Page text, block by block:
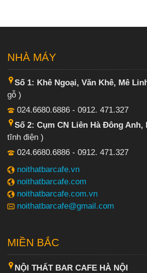
NHÀ MÁY
Số 1: Khê Ngoại, Văn Khê, Mê
gỗ )
024.6680.6886 - 0912. 471.327
Số 2: Cụm CN Liên Hà Đông Anh,
tĩnh điện )
024.6680.6886 - 0912. 471.327
noithatbarcafe.vn
noithatbarcafe.com
noithatbarcafe.com.vn
noithatbarcafe@gmail.com
MIỀN BẮC
NỘI THẤT BAR CAFE HÀ NỘI